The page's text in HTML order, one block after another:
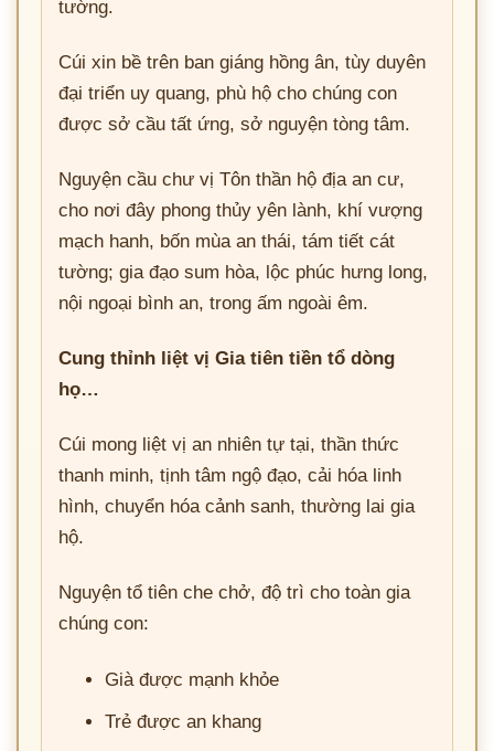
tường.
Cúi xin bề trên ban giáng hồng ân, tùy duyên
đại triển uy quang, phù hộ cho chúng con
được sở cầu tất ứng, sở nguyện tòng tâm.
Nguyện cầu chư vị Tôn thần hộ địa an cư,
cho nơi đây phong thủy yên lành, khí vượng
mạch hanh, bốn mùa an thái, tám tiết cát
tường; gia đạo sum hòa, lộc phúc hưng long,
nội ngoại bình an, trong ấm ngoài êm.
Cung thỉnh liệt vị Gia tiên tiền tổ dòng
họ…
Cúi mong liệt vị an nhiên tự tại, thần thức
thanh minh, tịnh tâm ngộ đạo, cải hóa linh
hình, chuyển hóa cảnh sanh, thường lai gia
hộ.
Nguyện tổ tiên che chở, độ trì cho toàn gia
chúng con:
Già được mạnh khỏe
Trẻ được an khang